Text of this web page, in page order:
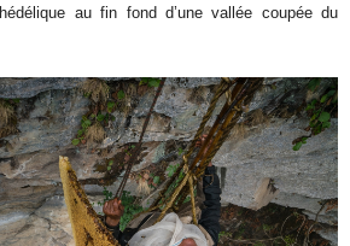
au fin fond d’une vallée coupée du